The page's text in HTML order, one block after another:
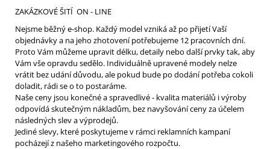
ZAKÁZKOVÉ ŠITÍ ON - LINE
Nejsme běžný e-shop. Každý model vzniká až po přijetí Vaší
objednávky a na jeho zhotovení potřebujeme 12 pracovních dní.
Proto Vám můžeme upravit délku, detaily nebo další prvky tak, aby
Vám vše opravdu sedělo. Individuálně upravené modely nelze
vrátit bez udání důvodu, ale pokud bude po dodání potřeba cokoli
doladit, rádi se o to postaráme.
Naše ceny jsou konečné a spravedlivé - kvalita materiálů i výroby
odpovídá skutečným nákladům, bez navyšování ceny za účelem
následných slev a výprodejů.
Jediné slevy, které poskytujeme v rámci reklamních kampaní
pocházejí z našeho marketingového rozpočtu.